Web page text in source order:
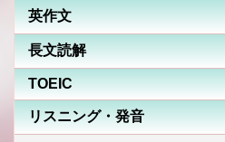
英作文
長文読解
TOEIC
リスニング・発音